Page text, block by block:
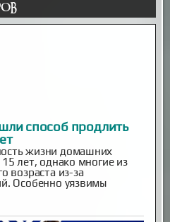
Universe founders—are
One is streaming now.
Your membership now
and exclusive Plus+
to Plus+? Subscribe
dual access to
2026